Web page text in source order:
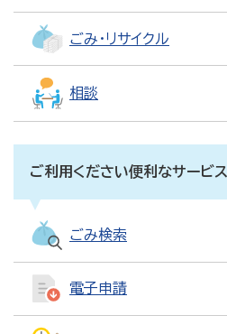
ごみ・リサイクル
相談
ご利用ください便利なサービス
ごみ検索
電子申請